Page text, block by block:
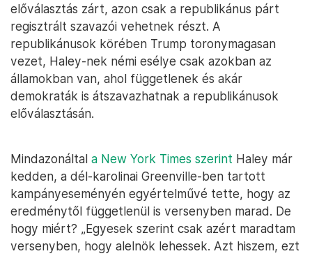
előválasztás zárt, azon csak a republikánus párt
regisztrált szavazói vehetnek részt. A
republikánusok körében Trump toronymagasan
vezet, Haley-nek némi esélye csak azokban az
államokban van, ahol függetlenek és akár
demokraták is átszavazhatnak a republikánusok
előválasztásán.
Mindazonáltal a New York Times szerint Haley már
kedden, a dél-karolinai Greenville-ben tartott
kampányeseményén egyértelművé tette, hogy az
eredménytől függetlenül is versenyben marad. De
hogy miért? „Egyesek szerint csak azért maradtam
versenyben, hogy alelnök lehessek. Azt hiszem, ezt